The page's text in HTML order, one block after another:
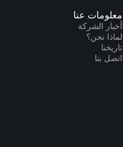
معلومات عنا
أخبار الشركة
لماذا نحن؟
تاريخنا
اتصل بنا